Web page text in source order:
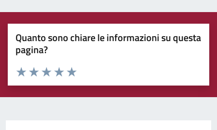
Quanto sono chiare le informazioni su questa
pagina?
Rating:
Valuta 5 stelle su 5
Valuta 4 stelle su 5
Valuta 3 stelle su 5
Valuta 2 stelle su 5
Valuta 1 stelle su 5